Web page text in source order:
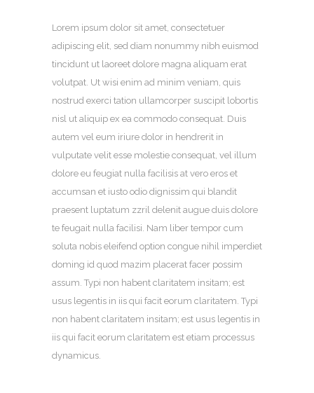
Lorem ipsum dolor sit amet, consectetuer
adipiscing elit, sed diam nonummy nibh euismod
tincidunt ut laoreet dolore magna aliquam erat
volutpat. Ut wisi enim ad minim veniam, quis
nostrud exerci tation ullamcorper suscipit lobortis
nisl ut aliquip ex ea commodo consequat. Duis
autem vel eum iriure dolor in hendrerit in
vulputate velit esse molestie consequat, vel illum
dolore eu feugiat nulla facilisis at vero eros et
accumsan et iusto odio dignissim qui blandit
praesent luptatum zzril delenit augue duis dolore
te feugait nulla facilisi. Nam liber tempor cum
soluta nobis eleifend option congue nihil imperdiet
doming id quod mazim placerat facer possim
assum. Typi non habent claritatem insitam; est
usus legentis in iis qui facit eorum claritatem. Typi
non habent claritatem insitam; est usus legentis in
iis qui facit eorum claritatem est etiam processus
dynamicus.